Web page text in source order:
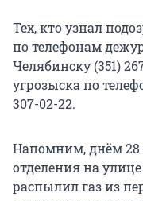
Тех, кто узнал
по телефонам
Челябинску (351)
угрозыска по
307-02-22.
Напомним, днём 28
отделения на
распылил газ из